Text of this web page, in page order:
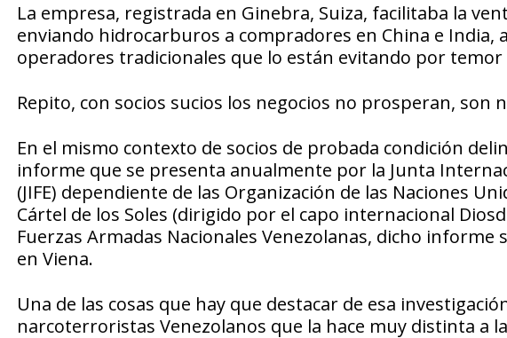
La empresa, registrada en Ginebra, Suiza, facilitaba la
enviando hidrocarburos a compradores en China e
operadores tradicionales que lo están evitando por temor
Repito, con socios sucios los negocios no prosperan, son
En el mismo contexto de socios de probada condición
informe que se presenta anualmente por la Junta
(JIFE) dependiente de las Organización de las Naciones
Cártel de los Soles (dirigido por el capo internacional
Fuerzas Armadas Nacionales Venezolanas, dicho
en Viena.
Una de las cosas que hay que destacar de esa
narcoterroristas Venezolanos que la hace muy distinta a